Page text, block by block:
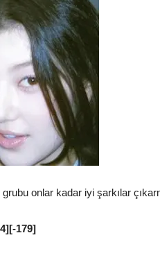
onlar kadar iyi şarkılar
179]